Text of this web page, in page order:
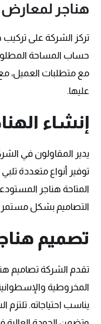
هناجر لمعارض
تركز الشركة على
حساب المساحة
مع متطلبات العميل، مع
عليها.
إنشاء
يدير المقاولون في
توفير أنواع متعددة
المتاحة هناجر
التصاميم بشكل مستمر
تصميم
تقدم الشركة تصاميم
المخروطية
يناسب احتياجاته. تلتزم